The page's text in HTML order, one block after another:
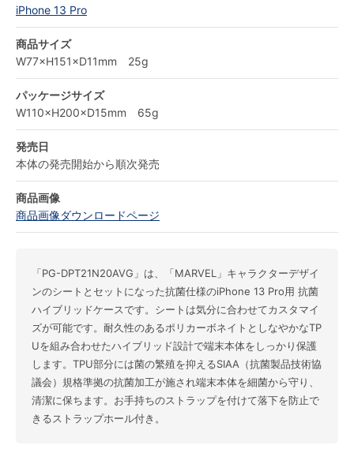
iPhone 13 Pro
商品サイズ
W77×H151×D11mm 25g
パッケージサイズ
W110×H200×D15mm 65g
発売日
本体の発売開始から順次発売
商品画像
商品画像ダウンロードページ
「PG-DPT21N20AVG」は、「MARVEL」キャラクターデザイ
ンのシートとセットになった抗菌仕様のiPhone 13 Pro用 抗菌
ハイブリッドケースです。シートは気分に合わせてカスタマイ
ズが可能です。耐久性のあるポリカーボネイトとしなやかなTP
Uを組み合わせたハイブリッド設計で端末本体をしっかり保護
します。TPU部分には菌の繁殖を抑えるSIAA（抗菌製品技術協
議会）規格準拠の抗菌加工が施され端末本体を細菌から守り、
清潔に保ちます。お手持ちのストラップを付けて落下を防止で
きるストラップホール付き。